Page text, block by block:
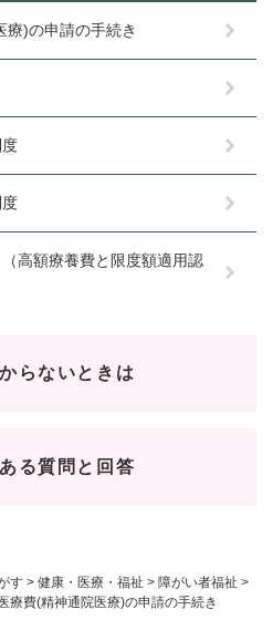
す > 健康・医療・福祉 > 障がい者福祉 >
療費(精神通院医療)の申請の手続き
療)の申請の手続き
高額療養費と限度額適用認
らないときは
る質問と回答